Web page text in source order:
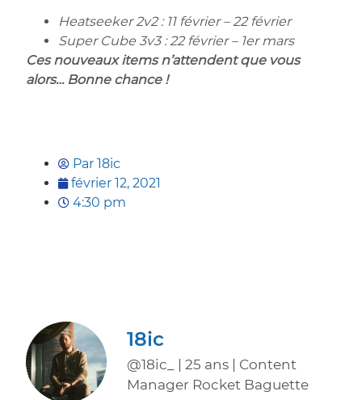
Heatseeker 2v2 : 11 février – 22 février
Super Cube 3v3 : 22 février – 1er mars
Ces nouveaux items n’attendent que vous
alors… Bonne chance !
Par 18ic
février 12, 2021
4:30 pm
18ic
@18ic_ | 25 ans | Content
Manager Rocket Baguette